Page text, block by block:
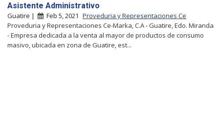
Asistente Administrativo
Guatire | Feb 5, 2021 Proveduria y Representaciones Ce
Proveduria y Representaciones Ce-Marka, C.A - Guatire, Edo. Miranda
- Empresa dedicada a la venta al mayor de productos de consumo
masivo, ubicada en zona de Guatire, est...